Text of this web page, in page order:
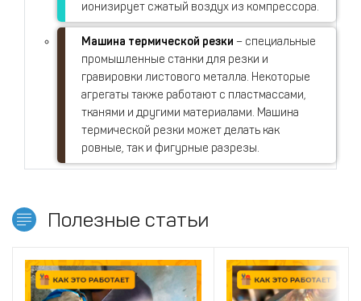
ионизирует сжатый воздух из компрессора.
Машина термической резки – специальные
промышленные станки для резки и
гравировки листового металла. Некоторые
агрегаты также работают с пластмассами,
тканями и другими материалами. Машина
термической резки может делать как
ровные, так и фигурные разрезы.
Полезные статьи